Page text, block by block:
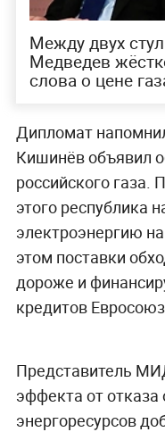
Между двух
Медведев
слова о цене
Дипломат
Кишинёв объявил
российского газа.
этого республика
электроэнергию
этом поставки
дороже и
кредитов
Представитель
эффекта от отказа
энергоресурсов